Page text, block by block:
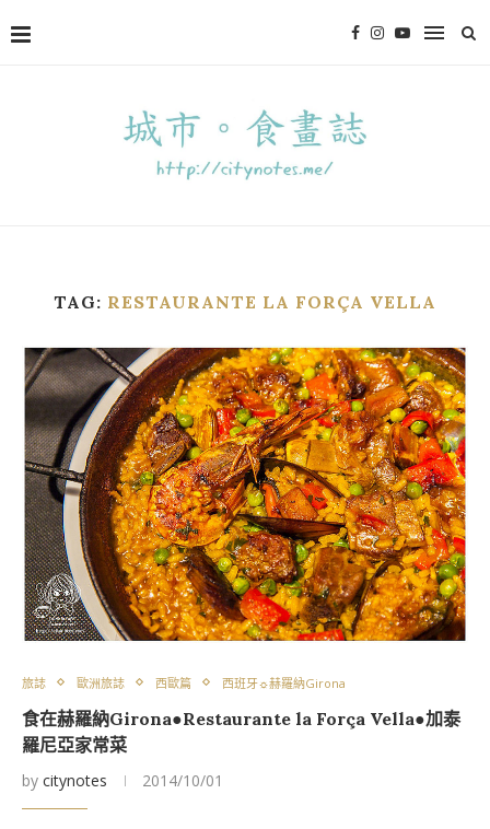
TAG: RESTAURANTE LA FORÇA VELLA
旅誌 歐洲旅誌 西歐篇 西班牙☼赫羅納Girona
食在赫羅納Girona●Restaurante la Força Vella●加泰
羅尼亞家常菜
by citynotes 2014/10/01